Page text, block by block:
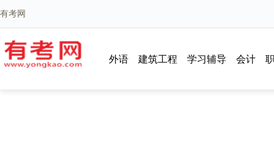
有考网
外语 建筑工程 学习辅导 会计